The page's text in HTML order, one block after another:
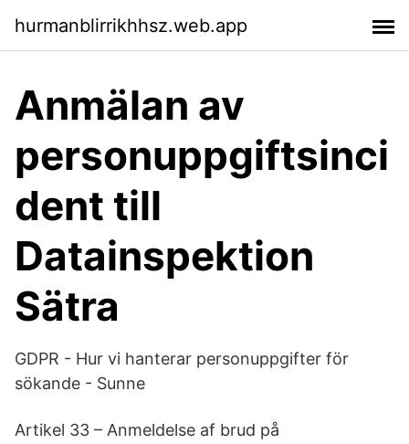
hurmanblirrikhhsz.web.app
Anmälan av
personuppgiftsinci
dent till
Datainspektion
Sätra
GDPR - Hur vi hanterar personuppgifter för
sökande - Sunne
Artikel 33 – Anmeldelse af brud på